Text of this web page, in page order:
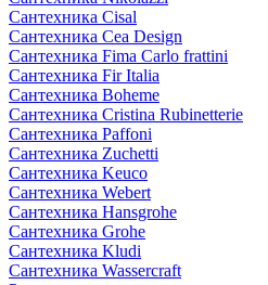
Сантехника Cisal
Сантехника Cea Design
Сантехника Fima Carlo frattini
Сантехника Fir Italia
Сантехника Boheme
Сантехника Cristina Rubinetterie
Сантехника Paffoni
Сантехника Zuchetti
Сантехника Keuco
Сантехника Webert
Сантехника Hansgrohe
Сантехника Grohe
Сантехника Kludi
Сантехника Wassercraft